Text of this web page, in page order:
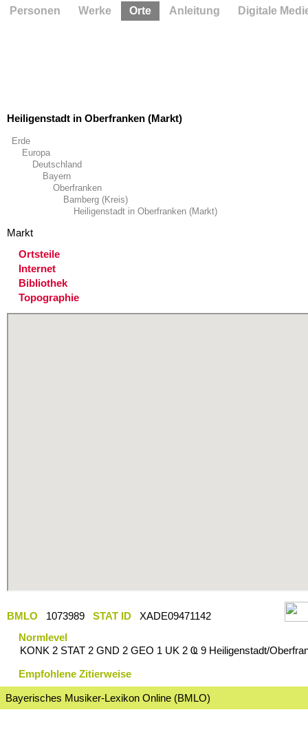
Heiligenstadt in Oberfranken (Markt)
Erde
Europa
Deutschland
Bayern
Oberfranken
Bamberg (Kreis)
Heiligenstadt in Oberfranken (Markt)
Markt
Ortsteile
Internet
Bibliothek
Topographie
BMLO 1073989 STAT ID
XADE09471142
Normlevel
KONK 2 STAT 2 GND 2 GEO 1 UK 2 Ҩ 9 Heiligenstadt/
Empfohlene Zitierweise
Bayerisches Musiker-Lexikon Online (BMLO)
Personen Werke Orte Anleitung Digitale